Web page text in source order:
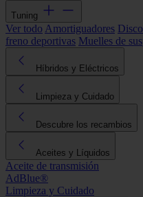
Tuning
Ver todo Amortiguadores
freno deportivas Muelles de
Híbridos y Eléctricos
Limpieza y Cuidado
Descubre los recambios
Aceites y Líquidos
Aceite de transmisión
AdBlue®
Limpieza y Cuidado